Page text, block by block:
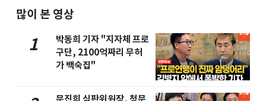
많이 본 영상
1
박동희 기자 "지자체 프로
구단, 2100억짜리 무허
가 백숙집"